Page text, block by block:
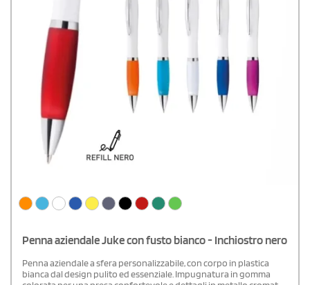
Penna aziendale Juke con fusto bianco - Inchiostro nero
Penna aziendale a sfera personalizzabile, con corpo in plastica
bianca dal design pulito ed essenziale. Impugnatura in gomma